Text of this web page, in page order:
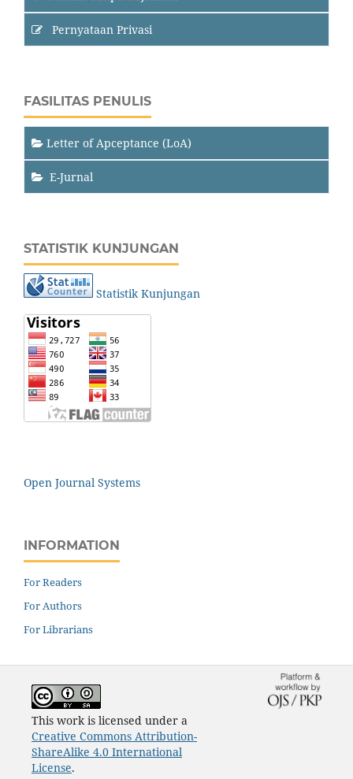
Pernyataan Privasi
FASILITAS PENULIS
Letter of Apceptance (LoA)
E-Jurnal
STATISTIK KUNJUNGAN
Statistik Kunjungan
Open Journal Systems
INFORMATION
For Readers
For Authors
For Librarians
This work is licensed under a
Creative Commons Attribution-
ShareAlike 4.0 International
License.